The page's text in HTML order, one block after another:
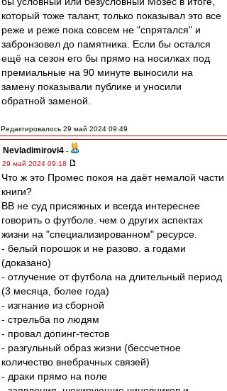
который тоже талант, только показывал это все
реже и реже пока совсем не "спрятался" и
забронзовел до памятника. Если бы остался
ещё на сезон его бы прямо на носилках под
премиальные на 90 минуте выносили на
замену показывали публике и уносили
обратной заменой.
Редактировалось 29 май 2024 09:49
Nevladimirovi4 -
29 май 2024 09:18
Что ж это Промес покоя на даёт немалой части
книги?
ВВ не суд присяжных и всегда интереснее
говорить о футболе. чем о других аспектах
жизни на "специализированном" ресурсе.
- белый порошок и не разово. а годами
(доказано)
- отлучение от футбола на длительный период
(3 месяца, более года)
- изгнание из сборной
- стрельба по людям
- провал допинг-тестов
- разгульный образ жизни (бессчетное
количество внебрачных связей)
- драки прямо на поле